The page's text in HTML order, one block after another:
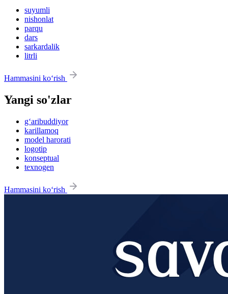
suyumli
nishonlat
parqu
dars
sarkardalik
litrli
Hammasini ko‘rish
Yangi so'zlar
g‘aribuddiyor
karillamoq
model harorati
logotip
konseptual
texnogen
Hammasini ko‘rish